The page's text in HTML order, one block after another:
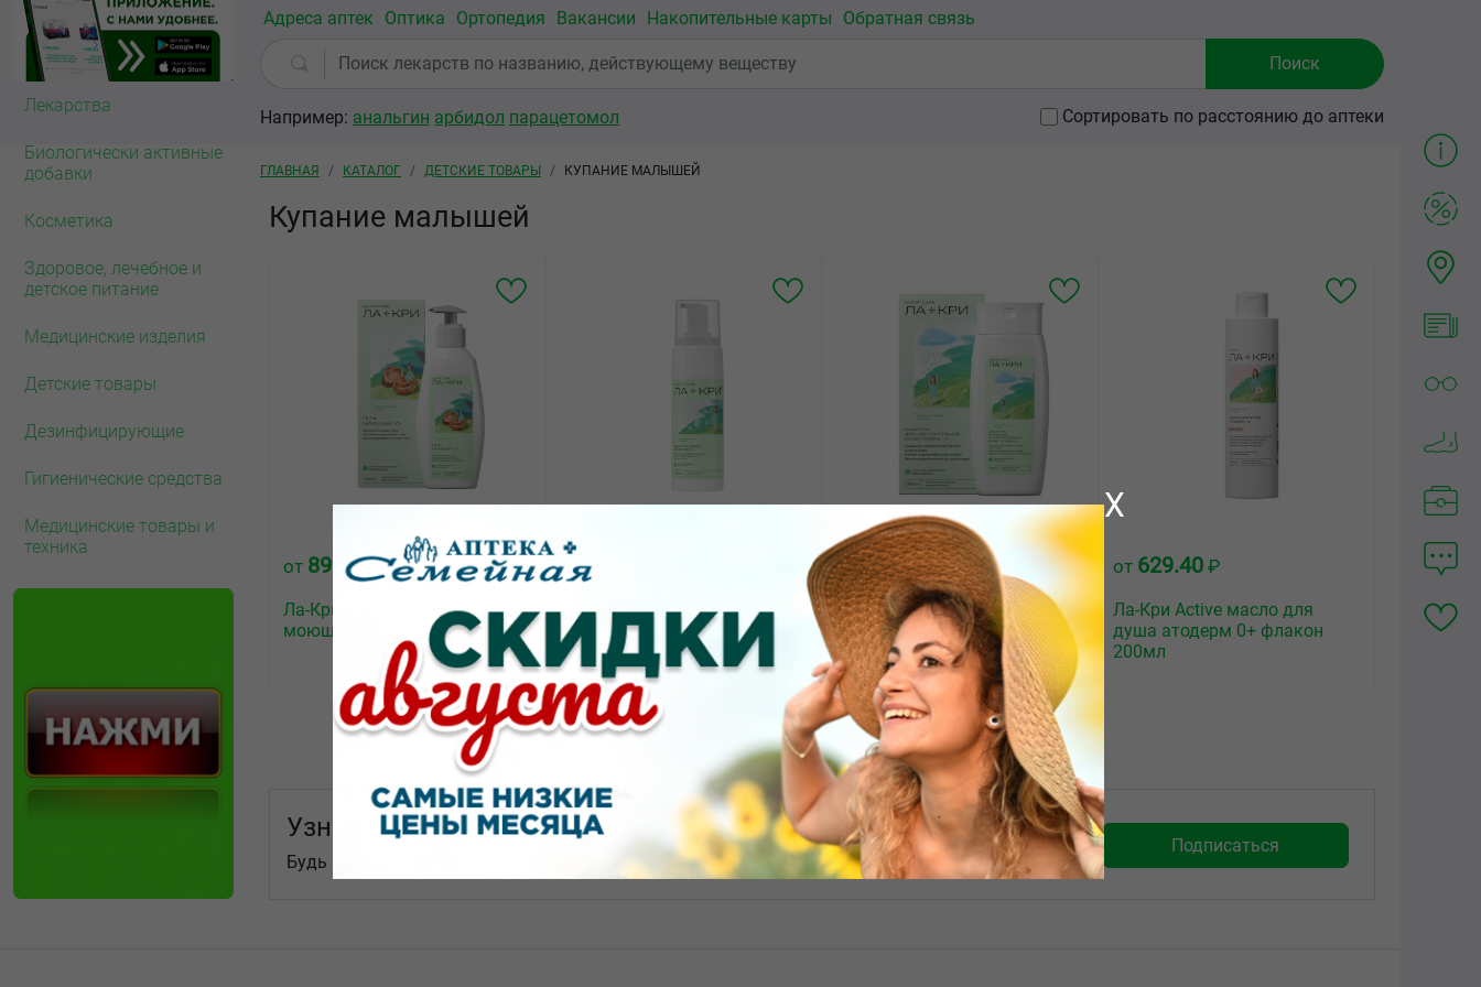
Перейти к основному содержанию
Омск
аптек
Адреса аптек Оптика Ортопедия Вакансии Накопительные карты Обратная связь
Например: анальгин арбидол парацетомол Сортировать по расстоянию до аптеки
Лекарства
Биологически активные
добавки
Косметика
Здоровое, лечебное и
детское питание
Медицинские изделия
Детские товары
Дезинфицирующие
Гигиенические средства
Медицинские товары и
техника
Строка навигации
ГЛАВНАЯ КАТАЛОГ ДЕТСКИЕ ТОВАРЫ КУПАНИЕ МАЛЫШЕЙ
Купание малышей
от 89.00₽
Ла-Кри Smart Care гель
моющий 0+ флакон 200мл
от300.00
Ла-Кри Smart Care шампунь-
пенка для детей 0+ флакон
150мл
от344.00₽
Ла-кри Smart Care шампунь
для чувствительной кожи
головы 3+ флакон 250мл
от 629.40 ₽
Ла-Кри Active масло для
душа атодерм 0+ флакон
200мл
Показать еще
Узнай первым!
Будь в курсе послених новостей и акций.
X